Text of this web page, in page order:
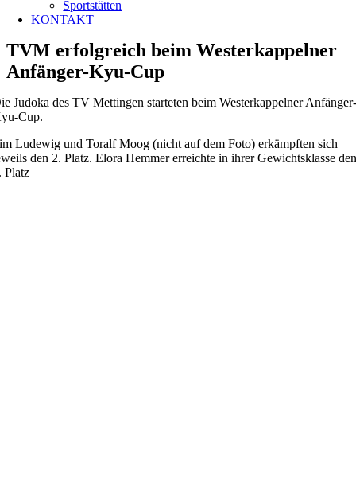
Sportstätten
KONTAKT
TVM erfolgreich beim Westerkappelner
Anfänger-Kyu-Cup
Judoka des TV Mettingen starteten beim Westerkappelner
Cup.
Ludewig und Toralf Moog (nicht auf dem Foto) erkämpften sich
den 2. Platz. Elora Hemmer erreichte in ihrer Gewichtsklasse
Platz